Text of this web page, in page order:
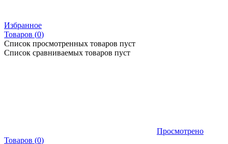
Избранное
Товаров (0)
Список просмотренных товаров пуст
Список сравниваемых товаров пуст
Просмотрено
Товаров (0)